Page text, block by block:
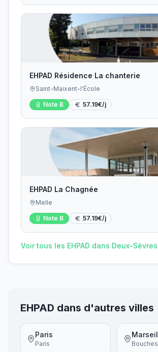
EHPAD Résidence La chanterie
Saint-Maixent-l'École
Note B 57.19€/j
EHPAD La Chagnée
Melle
Note B 57.19€/j
Voir tous les EHPAD dans Deux-Sèvres
EHPAD dans d'autres villes
Paris
Paris